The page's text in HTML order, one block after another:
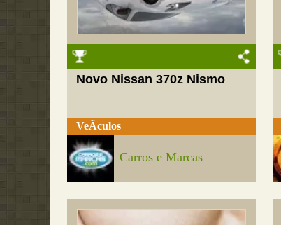
Novo Nissan 370z Nismo
VeÃ­culos
Carros e Marcas